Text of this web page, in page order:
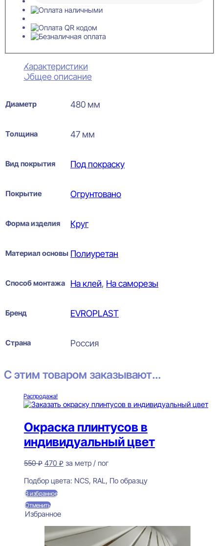
Характеристики
Общее описание
Диаметр 480 мм
Толщина 47 мм
Вид покрытия Под покраску
Покрытие Огрунтовано
Форма изделия Круг
Материал основы Полиуретан
Способ монтажа На клей, На саморезы
Бренд EVROPLAST
Страна Россия
С этим товаром заказывают...
Распродажа!
Окраска плинтусов в
индивидуальный цвет
550₽ Первоначальная
составляла
550 ₽.
470 ₽Текущая
470 ₽.
за метр / пог
Подбор цвета: NCS, RAL, По образцу
В избранное
Отменить
Избранное